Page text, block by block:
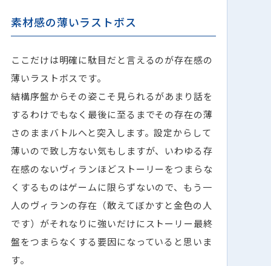
素材感の薄いラストボス
ここだけは明確に駄目だと言えるのが存在感の
薄いラストボスです。
結構序盤からその姿こそ見られるがあまり話を
するわけでもなく最後に至るまでその存在の薄
さのままバトルへと突入します。設定からして
薄いので致し方ない気もしますが、いわゆる存
在感のないヴィランほどストーリーをつまらな
くするものはゲームに限らずないので、もう一
人のヴィランの存在（敢えてぼかすと金色の人
です）がそれなりに強いだけにストーリー最終
盤をつまらなくする要因になっていると思いま
す。